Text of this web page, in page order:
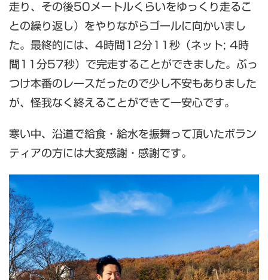
走り、その後50メートルくらいをゆっくり走るこ
との繰り返し）をやりながらゴールに向かいまし
た。最終的には、4時間12分11秒（ネット; 4時
間11分57秒）で完走することができました。ぶっ
つけ本番のレースだったので少し不安もありました
が、怪我なく終えることができて一安心です。
寒い中、沿道で給食・給水を振舞って頂いたボラン
ティアの方には大変感謝・感謝です。